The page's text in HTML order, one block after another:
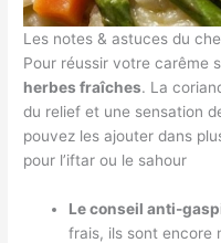
Les notes & astuces du
Pour réussir votre carême
herbes fraîches. La
du relief et une sensation
pouvez les ajouter dans
pour l’iftar ou le sahour
Le conseil anti-
frais, ils sont encore